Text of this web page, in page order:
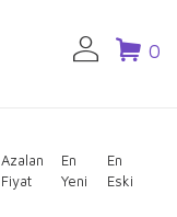
0
Azalan
Fiyat
En
Yeni
En
Eski